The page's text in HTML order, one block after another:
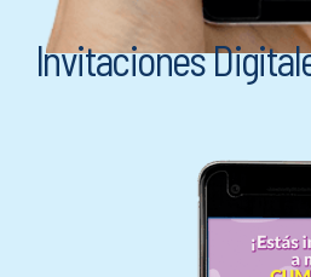
Invitaciones